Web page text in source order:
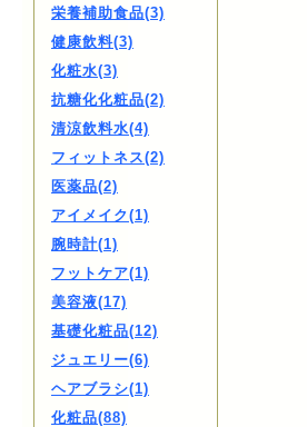
栄養補助食品(3)
健康飲料(3)
化粧水(3)
抗糖化化粧品(2)
清涼飲料水(4)
フィットネス(2)
医薬品(2)
アイメイク(1)
腕時計(1)
フットケア(1)
美容液(17)
基礎化粧品(12)
ジュエリー(6)
ヘアブラシ(1)
化粧品(88)